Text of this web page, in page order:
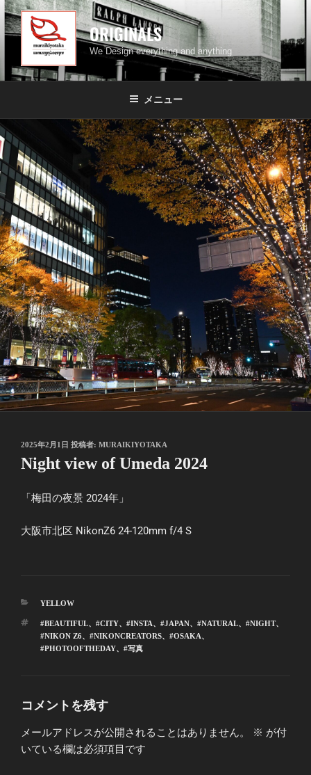
コ
ン
キ
ッ
プ
ORIGINALS
We Design everything and anything
メニュー
投
稿
日:
2025年2月1日 投稿者: MURAIKIYOTAKA
Night view of Umeda 2024
「梅田の夜景 2024年」
大阪市北区 NikonZ6 24-120mm f/4 S
カ
ゴ
リ
ー
YELLOW
タ
グ
#BEAUTIFUL、 #CITY、 #INSTA、 #JAPAN、 #NATURAL、 #NIGHT、
#NIKON Z6、 #NIKONCREATORS、 #OSAKA、
#PHOTOOFTHEDAY、 #写真
コメントを残す
メールアドレスが公開されることはありません。 ※ が付
いている欄は必須項目です